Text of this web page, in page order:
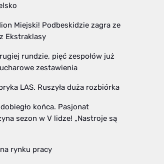
Miejski! Podbeskidzie zagra ze
Ekstraklasy
rundzie, pięć zespołów już
zestawienia
LAS. Ruszyła duża rozbiórka
końca. Pasjonat
sezon w V lidze! „Nastroje są
rynku pracy